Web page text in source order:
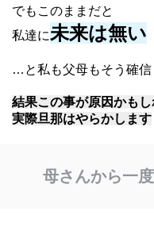
でもこのままだと
私達に未来は無い
…と私も父母もそう確信
結果この事が原因かも
実際旦那はやらかします
母さんから一